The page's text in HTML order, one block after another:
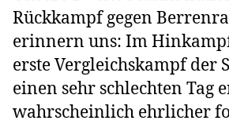
Rückkampf gegen
erinnern uns: Im
erste Vergleichskampf der
einen sehr schlechten Tag
wahrscheinlich ehrlicher